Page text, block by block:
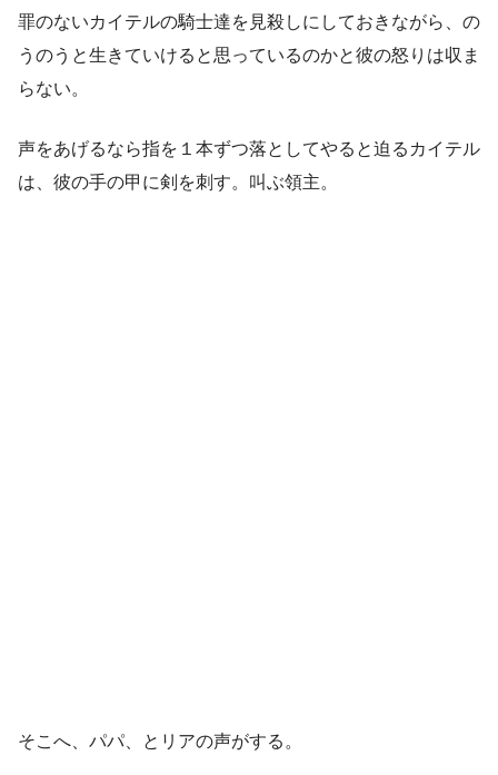
罪のないカイテルの騎士達を見殺しにしておきながら、の
うのうと生きていけると思っているのかと彼の怒りは収ま
らない。
声をあげるなら指を１本ずつ落としてやると迫るカイテル
は、彼の手の甲に剣を刺す。叫ぶ領主。
そこへ、パパ、とリアの声がする。